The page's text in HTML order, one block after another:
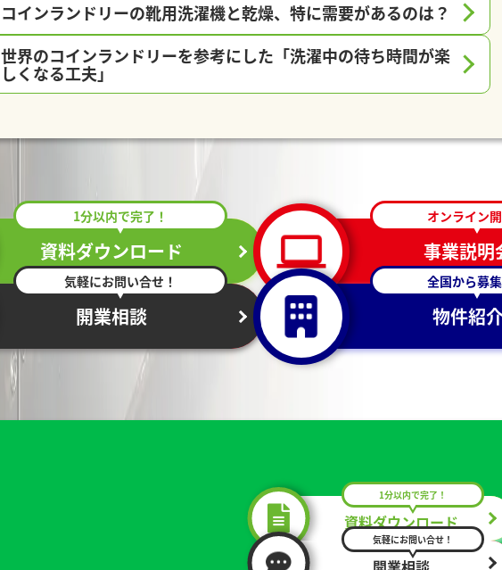
コインランドリーの靴用洗濯機と乾燥、特に需要があるのは？
世界のコインランドリーを参考にした「洗濯中の待ち時間が楽
しくなる工夫」
資料ダウンロード
1分以内で完了！
事業説明
オンライン
開業相談
気軽にお問い合せ！
物件紹
全国から募集
資料ダウンロード
1分以内で完了！
気軽にお問い合せ！